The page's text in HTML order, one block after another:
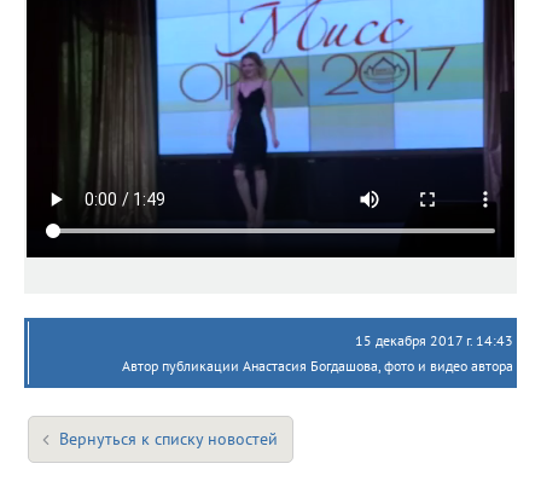
15 декабря 2017 г. 14:43
Автор публикации Анастасия Богдашова, фото и видео автора
Вернуться к списку новостей